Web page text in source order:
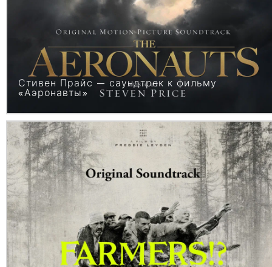
Стивен Прайс — саундтрек к фильму
«Аэронавты»